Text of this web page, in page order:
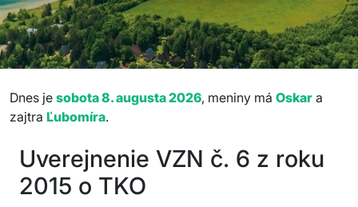
Dnes je sobota 8. augusta 2026, meniny má Oskar a
zajtra Ľubomíra.
Uverejnenie VZN č. 6 z roku
2015 o TKO